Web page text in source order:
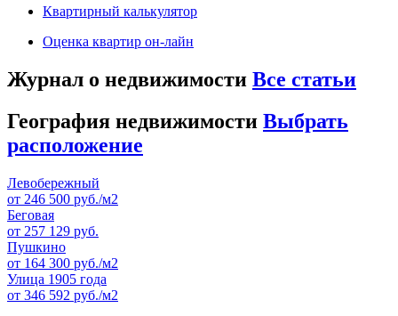
Квартирный калькулятор
Оценка квартир он-лайн
Журнал о недвижимости Все статьи
География недвижимости Выбрать
расположение
Левобережный
от 246 500 руб./м2
Беговая
от 257 129 руб.
Пушкино
от 164 300 руб./м2
Улица 1905 года
от 346 592 руб./м2